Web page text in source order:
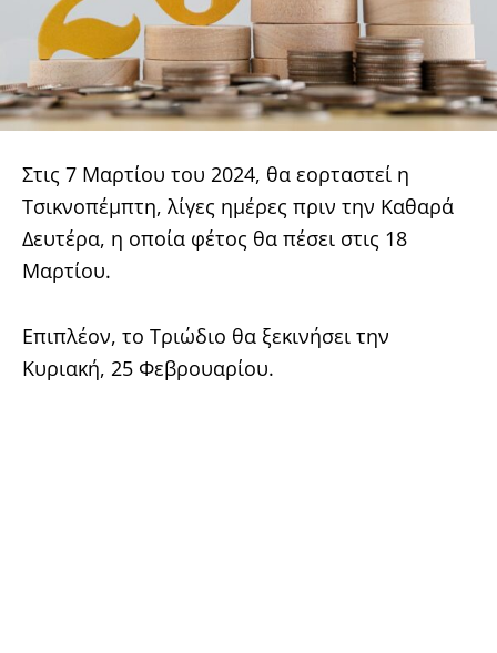
Στις 7 Μαρτίου του 2024, θα εορταστεί η
Τσικνοπέμπτη, λίγες ημέρες πριν την Καθαρά
Δευτέρα, η οποία φέτος θα πέσει στις 18
Μαρτίου.
Επιπλέον, το Τριώδιο θα ξεκινήσει την
Κυριακή, 25 Φεβρουαρίου.